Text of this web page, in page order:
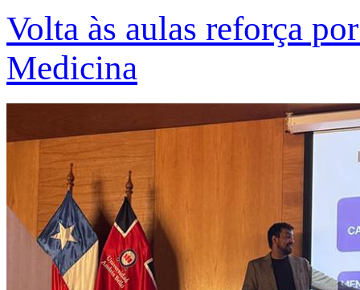
Volta às aulas reforça
Medicina